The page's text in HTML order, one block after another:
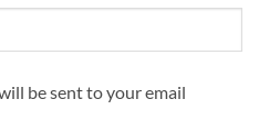
be sent to your email